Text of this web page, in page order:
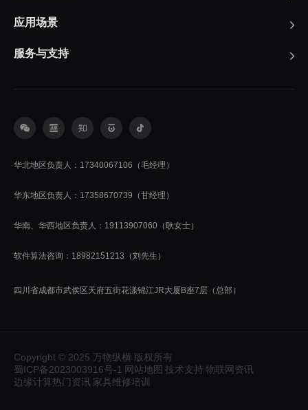
应用场景
服务与支持
华北地区负责人：17340067106（毛经理）
华东地区负责人：17358670739（甘经理）
华南、华西地区负责人：19113907060（耿女士）
软件算法咨询：18982151213（刘先生）
四川省成都市武侯区天府五街花漾锦江JR大厦B座7层（总部）
Copyright © 2025 万物纵横 版权所有
蜀ICP备2023003916号-1 网站地图 技术支持 物联网资讯
边缘计算热门资讯 家具维修培训